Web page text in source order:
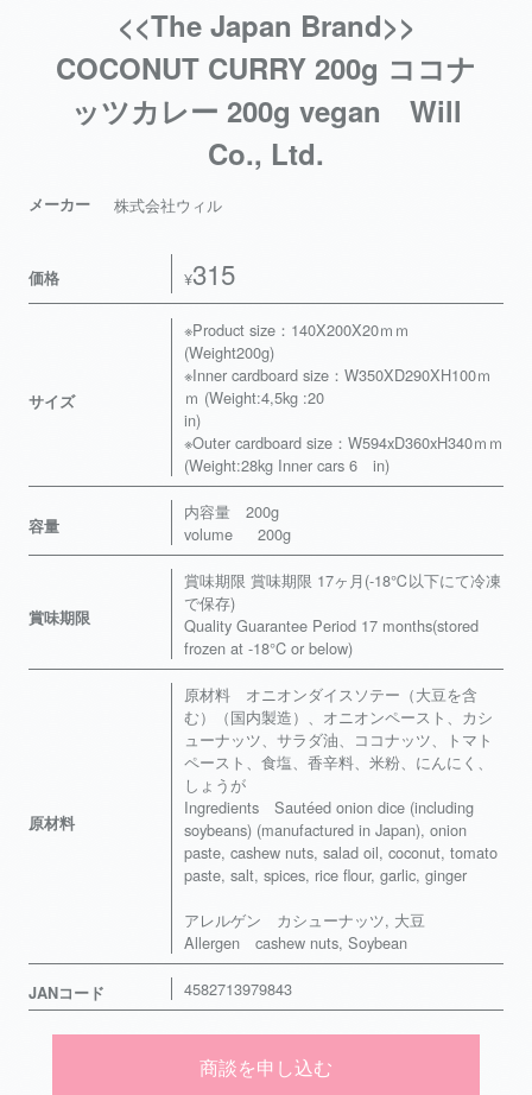
<<The Japan Brand>>
COCONUT CURRY 200g ココナ
ッツカレー 200g vegan Will
Co., Ltd.
メーカー 株式会社ウィル
価格 ¥315
サイズ
※Product size：140X200X20ｍｍ
(Weight200g)
※Inner cardboard size：W350XD290XH100ｍ
ｍ (Weight:4,5kg :20
in)
※Outer cardboard size：W594xD360xH340ｍｍ
(Weight:28kg Inner cars 6 in)
容量
内容量 200g
volume 200g
賞味期限
賞味期限 賞味期限 17ヶ月(-18℃以下にて冷凍
で保存)
Quality Guarantee Period 17 months(stored
frozen at -18°C or below)
原材料
原材料 オニオンダイスソテー（大豆を含
む）（国内製造）、オニオンペースト、カシ
ューナッツ、サラダ油、ココナッツ、トマト
ペースト、食塩、香辛料、米粉、にんにく、
しょうが
Ingredients Sautéed onion dice (including
soybeans) (manufactured in Japan), onion
paste, cashew nuts, salad oil, coconut, tomato
paste, salt, spices, rice flour, garlic, ginger
アレルゲン カシューナッツ, 大豆
Allergen cashew nuts, Soybean
JANコード 4582713979843
商談を申し込む